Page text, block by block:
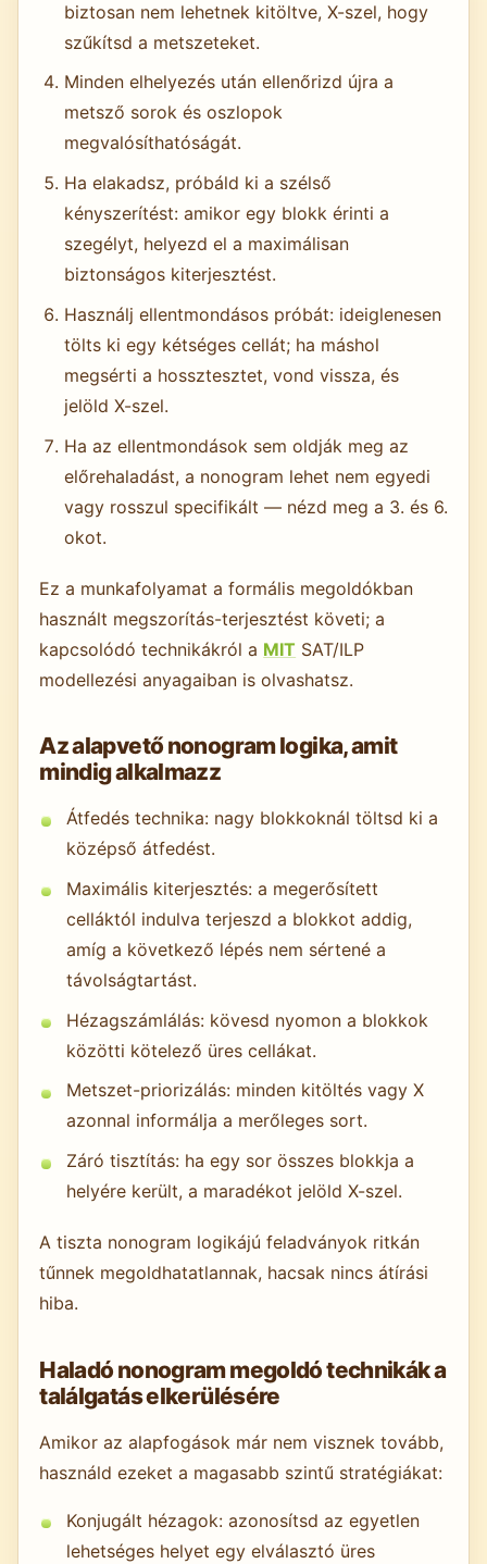
biztosan nem lehetnek kitöltve, X-szel, hogy
szűkítsd a metszeteket.
Minden elhelyezés után ellenőrizd újra a
metsző sorok és oszlopok
megvalósíthatóságát.
Ha elakadsz, próbáld ki a szélső
kényszerítést: amikor egy blokk érinti a
szegélyt, helyezd el a maximálisan
biztonságos kiterjesztést.
Használj ellentmondásos próbát: ideiglenesen
tölts ki egy kétséges cellát; ha máshol
megsérti a hossztesztet, vond vissza, és
jelöld X-szel.
Ha az ellentmondások sem oldják meg az
előrehaladást, a nonogram lehet nem egyedi
vagy rosszul specifikált — nézd meg a 3. és 6.
okot.
Ez a munkafolyamat a formális megoldókban
használt megszorítás-terjesztést követi; a
kapcsolódó technikákról a MIT SAT/ILP
modellezési anyagaiban is olvashatsz.
Az alapvető nonogram logika, amit
mindig alkalmazz
Átfedés technika: nagy blokkoknál töltsd ki a
középső átfedést.
Maximális kiterjesztés: a megerősített
celláktól indulva terjeszd a blokkot addig,
amíg a következő lépés nem sértené a
távolságtartást.
Hézagszámlálás: kövesd nyomon a blokkok
közötti kötelező üres cellákat.
Metszet-priorizálás: minden kitöltés vagy X
azonnal informálja a merőleges sort.
Záró tisztítás: ha egy sor összes blokkja a
helyére került, a maradékot jelöld X-szel.
A tiszta nonogram logikájú feladványok ritkán
tűnnek megoldhatatlannak, hacsak nincs átírási
hiba.
Haladó nonogram megoldó technikák a
találgatás elkerülésére
Amikor az alapfogások már nem visznek tovább,
használd ezeket a magasabb szintű stratégiákat:
Konjugált hézagok: azonosítsd az egyetlen
lehetséges helyet egy elválasztó üres